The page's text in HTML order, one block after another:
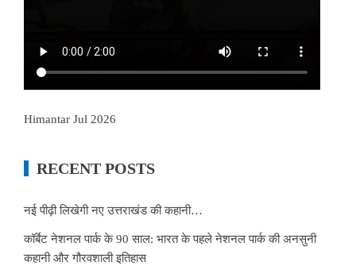
Himantar Jul 2026
RECENT POSTS
नई पीढ़ी लिखेगी नए उत्तराखंड की कहानी…
कॉर्बेट नेशनल पार्क के 90 साल: भारत के पहले नेशनल पार्क की अनसुनी
कहानी और गौरवशाली इतिहास